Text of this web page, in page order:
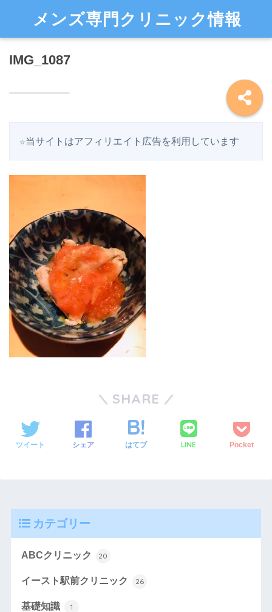
メンズ専門クリニック情報
IMG_1087
☆当サイトはアフィリエイト広告を利用しています
SHARE
ツイート シェア はてブ LINE Pocket
カテゴリー
ABCクリニック 20
イースト駅前クリニック 26
基礎知識 1